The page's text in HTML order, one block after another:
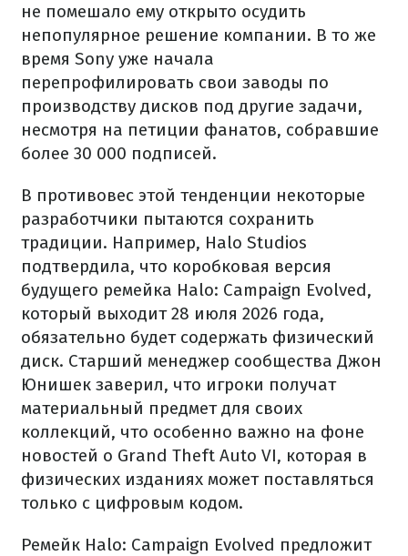
не помешало ему открыто осудить
непопулярное решение компании. В то же
время Sony уже начала
перепрофилировать свои заводы по
производству дисков под другие задачи,
несмотря на петиции фанатов, собравшие
более 30 000 подписей.
В противовес этой тенденции некоторые
разработчики пытаются сохранить
традиции. Например, Halo Studios
подтвердила, что коробковая версия
будущего ремейка Halo: Campaign Evolved,
который выходит 28 июля 2026 года,
обязательно будет содержать физический
диск. Старший менеджер сообщества Джон
Юнишек заверил, что игроки получат
материальный предмет для своих
коллекций, что особенно важно на фоне
новостей о Grand Theft Auto VI, которая в
физических изданиях может поставляться
только с цифровым кодом.
Ремейк Halo: Campaign Evolved предложит